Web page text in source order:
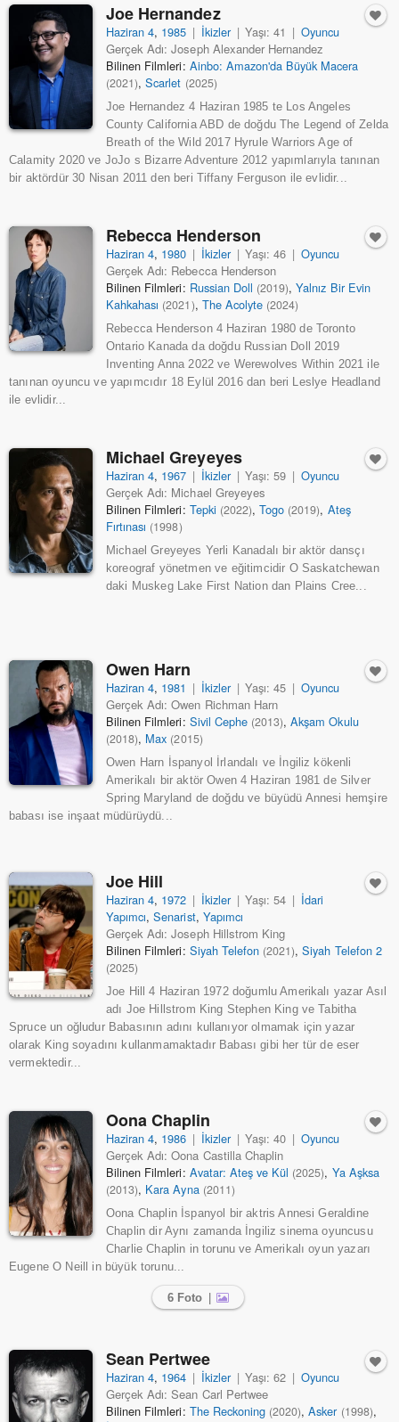
Joe Hernandez
Haziran 4, 1985 | İkizler | Yaşı: 41 | Oyuncu
Gerçek Adı: Joseph Alexander Hernandez
Bilinen Filmleri: Ainbo: Amazon'da Büyük Macera
(2021),Scarlet (2025)
Joe Hernandez 4 Haziran 1985 te Los Angeles
County California ABD de doğdu The Legend of Zelda
Breath of the Wild 2017 Hyrule Warriors Age of
Calamity 2020 ve JoJo s Bizarre Adventure 2012 yapımlarıyla tanınan
bir aktördür 30 Nisan 2011 den beri Tiffany Ferguson ile evlidir...
Rebecca Henderson
Haziran 4, 1980 | İkizler | Yaşı: 46 | Oyuncu
Gerçek Adı: Rebecca Henderson
Bilinen Filmleri: Russian Doll (2019),Yalnız Bir Evin
Kahkahası (2021), The Acolyte (2024)
Rebecca Henderson 4 Haziran 1980 de Toronto
Ontario Kanada da doğdu Russian Doll 2019
Inventing Anna 2022 ve Werewolves Within 2021 ile
tanınan oyuncu ve yapımcıdır 18 Eylül 2016 dan beri Leslye Headland
ile evlidir...
Michael Greyeyes
Haziran 4, 1967 | İkizler | Yaşı: 59 | Oyuncu
Gerçek Adı: Michael Greyeyes
Bilinen Filmleri: Tepki (2022),Togo (2019), Ateş
Fırtınası (1998)
Michael Greyeyes Yerli Kanadalı bir aktör dansçı
koreograf yönetmen ve eğitimcidir O Saskatchewan
daki Muskeg Lake First Nation dan Plains Cree...
Owen Harn
Haziran 4, 1981 | İkizler | Yaşı: 45 | Oyuncu
Gerçek Adı: Owen Richman Harn
Bilinen Filmleri: Sivil Cephe (2013),Akşam Okulu
(2018), Max (2015)
Owen Harn İspanyol İrlandalı ve İngiliz kökenli
Amerikalı bir aktör Owen 4 Haziran 1981 de Silver
Spring Maryland de doğdu ve büyüdü Annesi hemşire
babası ise inşaat müdürüydü...
Joe Hill
Haziran 4, 1972 | İkizler | Yaşı: 54 | İdari
Yapımcı,Senarist, Yapımcı
Gerçek Adı: Joseph Hillstrom King
Bilinen Filmleri: Siyah Telefon (2021),Siyah Telefon 2
(2025)
Joe Hill 4 Haziran 1972 doğumlu Amerikalı yazar Asıl
adı Joe Hillstrom King Stephen King ve Tabitha
Spruce un oğludur Babasının adını kullanıyor olmamak için yazar
olarak King soyadını kullanmamaktadır Babası gibi her tür de eser
vermektedir...
Oona Chaplin
Haziran 4, 1986 | İkizler | Yaşı: 40 | Oyuncu
Gerçek Adı: Oona Castilla Chaplin
Bilinen Filmleri: Avatar: Ateş ve Kül (2025), Ya Aşksa
(2013), Kara Ayna (2011)
Oona Chaplin İspanyol bir aktris Annesi Geraldine
Chaplin dir Aynı zamanda İngiliz sinema oyuncusu
Charlie Chaplin in torunu ve Amerikalı oyun yazarı
Eugene O Neill in büyük torunu...
6 Foto
Sean Pertwee
Haziran 4, 1964 | İkizler | Yaşı: 62 | Oyuncu
Gerçek Adı: Sean Carl Pertwee
Bilinen Filmleri: The Reckoning (2020),Asker (1998),